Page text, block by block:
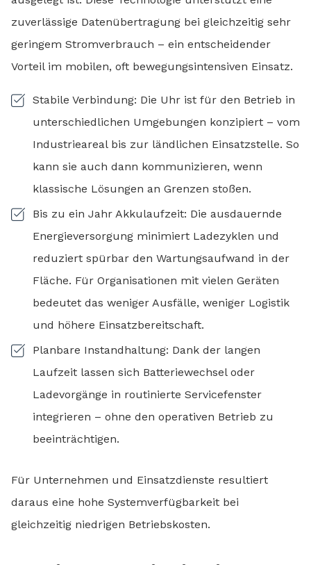
zuverlässige Datenübertragung bei gleichzeitig sehr
geringem Stromverbrauch – ein entscheidender
Vorteil im mobilen, oft bewegungsintensiven Einsatz.
Stabile Verbindung: Die Uhr ist für den Betrieb in
unterschiedlichen Umgebungen konzipiert – vom
Industrieareal bis zur ländlichen Einsatzstelle. So
kann sie auch dann kommunizieren, wenn
klassische Lösungen an Grenzen stoßen.
Bis zu ein Jahr Akkulaufzeit: Die ausdauernde
Energieversorgung minimiert Ladezyklen und
reduziert spürbar den Wartungsaufwand in der
Fläche. Für Organisationen mit vielen Geräten
bedeutet das weniger Ausfälle, weniger Logistik
und höhere Einsatzbereitschaft.
Planbare Instandhaltung: Dank der langen
Laufzeit lassen sich Batteriewechsel oder
Ladevorgänge in routinierte Servicefenster
integrieren – ohne den operativen Betrieb zu
beeinträchtigen.
Für Unternehmen und Einsatzdienste resultiert
daraus eine hohe Systemverfügbarkeit bei
gleichzeitig niedrigen Betriebskosten.